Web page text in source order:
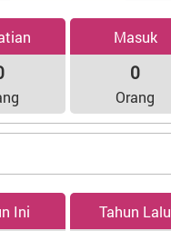
Masuk
0
Orang
Ini Tahun Lalu